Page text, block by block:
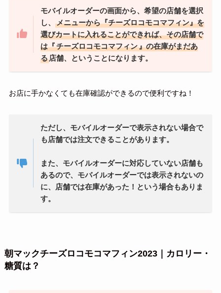
モバイルオーダーの画面から、希望の店舗を選択
し、
メニューから『チーズロコモコマフィン』を
選びカートに入れることができれば、その店舗で
は『チーズロコモコマフィン』の在庫がまだあ
る店舗、ということになります。
お店に手かなくても在庫確認ができるので便利ですね！
ただし、モバイルオーダーで表示されない場合で
も店舗では注文できることがあります。
また、モバイルオーダーに対応していない店舗も
あるので、モバイルオーダーでは表示されないの
に、店舗では在庫があった！という場合もありま
す。
朝マックチーズロコモコマフィン2023｜カロリー・
糖質は？